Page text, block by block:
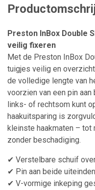
Preston InBox Double
veilig fixeren
Met de Preston InBox
tuigjes veilig en
de volledige lengte van
voorzien van een pin
links- of rechtsom kunt
haakuitsparing is
kleinste haakmaten –
zonder beschadiging.
✔ Verstelbare schuif
✔ Pin aan beide
✔ V-vormige inkeping